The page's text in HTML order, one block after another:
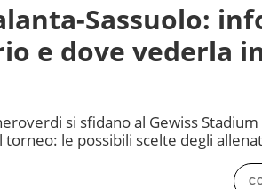
Sassuolo:
e dove vederla
si sfidano al Gewiss
le possibili scelte degli